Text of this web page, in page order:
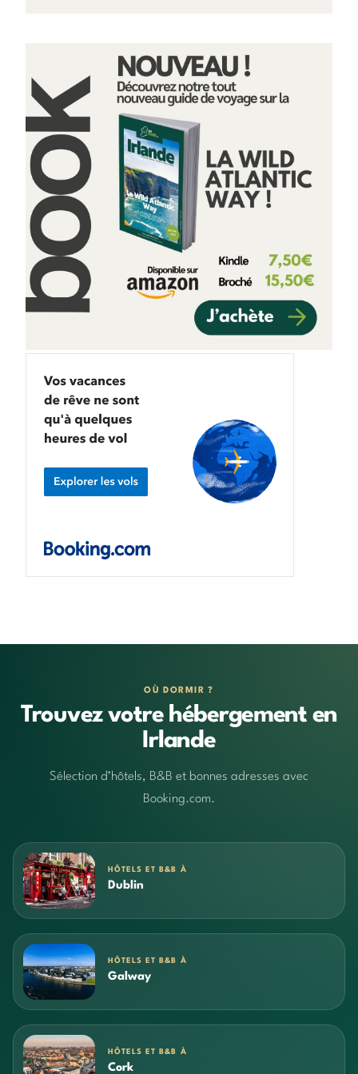
OÙ DORMIR ?
Trouvez votre hébergement en
Irlande
Sélection d’hôtels, B&B et bonnes adresses avec
Booking.com.
HÔTELS ET B&B À
Dublin
HÔTELS ET B&B À
Galway
HÔTELS ET B&B À
Cork